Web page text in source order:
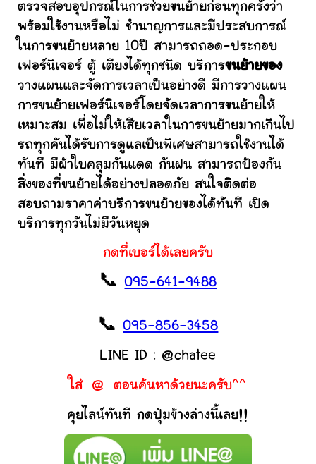
ตรวจสอบอุปกรณ์ในการช่วยขนย้ายก่อนทุกครั้งว่า
พร้อมใช้งานหรือไม่ ชำนาญการและมีประสบการณ์
ในการขนย้ายหลาย 10ปี สามารถถอด-ประกอบ
เฟอร์นิเจอร์ ตู้ เตียงได้ทุกชนิด บริการขนย้ายของ
วางแผนและจัดการเวลาเป็นอย่างดี มีการวางแผน
การขนย้ายเฟอร์นิเจอร์โดยจัดเวลาการขนย้ายให้
เหมาะสม เพื่อไม่ให้เสียเวลาในการขนย้ายมากเกินไป
รถทุกคันได้รับการดูแลเป็นพิเศษสามารถใช้งานได้
ทันที มีผ้าใบคลุมกันแดด กันฝน สามารถป้องกัน
สิ่งของที่ขนย้ายได้อย่างปลอดภัย สนใจติดต่อ
สอบถามราคาค่าบริการขนย้ายของได้ทันที เปิด
บริการทุกวันไม่มีวันหยุด
กดที่เบอร์ได้เลยครับ
📞095-641-9488
📞095-856-3458
LINE ID : @chatee
ใส่ @ ตอนค้นหาด้วยนะครับ^^
คุยไลน์ทันที กดปุ่มข้างล่างนี้เลย!!